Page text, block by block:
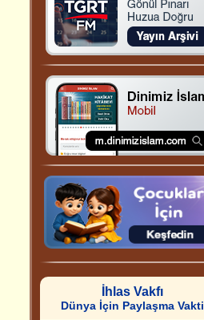
İhlas Vakfı
Dünya İçin Paylaşma Vakti